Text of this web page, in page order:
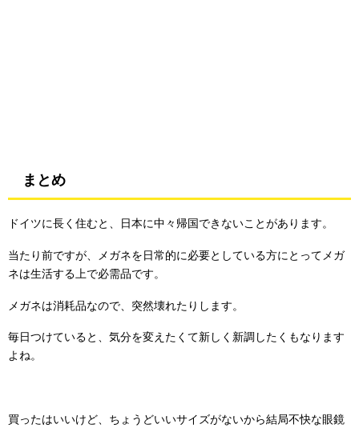
まとめ
ドイツに長く住むと、日本に中々帰国できないことがあります。
当たり前ですが、メガネを日常的に必要としている方にとってメガ
ネは生活する上で必需品です。
メガネは消耗品なので、突然壊れたりします。
毎日つけていると、気分を変えたくて新しく新調したくもなります
よね。
買ったはいいけど、ちょうどいいサイズがないから結局不快な眼鏡